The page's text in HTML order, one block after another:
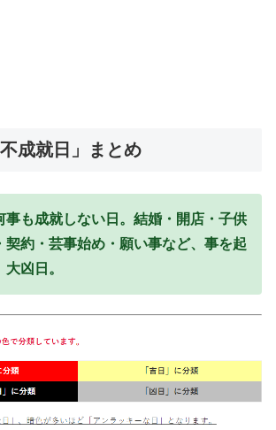
成就日」まとめ
事も成就しない日。結婚・開店・子供
契約・芸事始め・願い事など、事を起
凶日。